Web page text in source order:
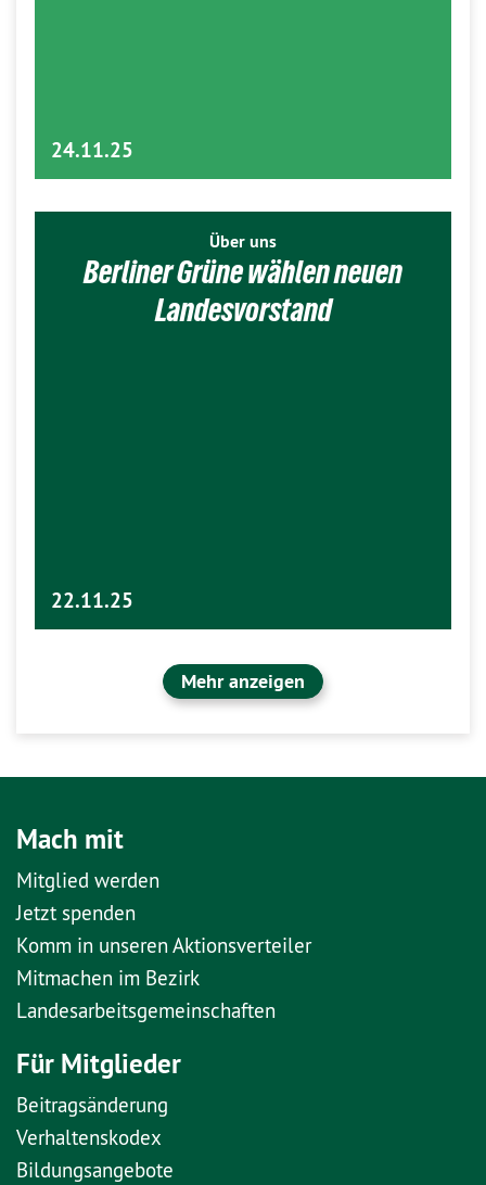
24.11.25
Über uns
Berliner Grüne wählen neuen
Landesvorstand
22.11.25
Mehr anzeigen
Mach mit
Mitglied werden
Jetzt spenden
Komm in unseren Aktionsverteiler
Mitmachen im Bezirk
Landesarbeitsgemeinschaften
Für Mitglieder
Beitragsänderung
Verhaltenskodex
Bildungsangebote